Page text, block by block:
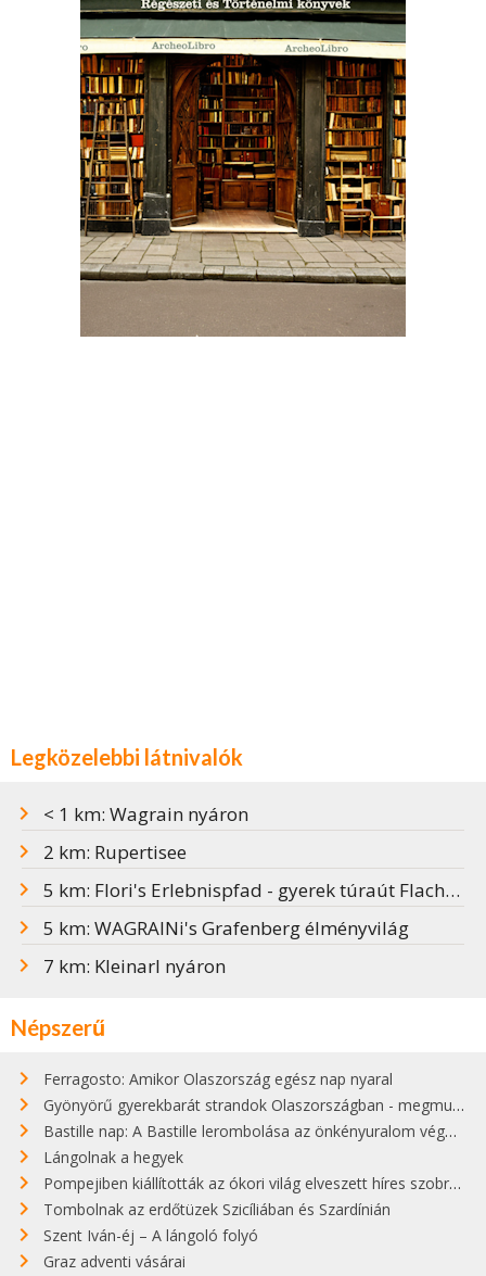
Legközelebbi látnivalók
< 1 km: Wagrain nyáron
2 km: Rupertisee
5 km: Flori's Erlebnispfad - gyerek túraút Flachauban
5 km: WAGRAINi's Grafenberg élményvilág
7 km: Kleinarl nyáron
Népszerű
Ferragosto: Amikor Olaszország egész nap nyaral
Gyönyörű gyerekbarát strandok Olaszországban - megmutatjuk a 15 legjobbat
Bastille nap: A Bastille lerombolása az önkényuralom végét jelentette
Lángolnak a hegyek
Pompejiben kiállították az ókori világ elveszett híres szobrának másolatát
Tombolnak az erdőtüzek Szicíliában és Szardínián
Szent Iván-éj – A lángoló folyó
Graz adventi vásárai